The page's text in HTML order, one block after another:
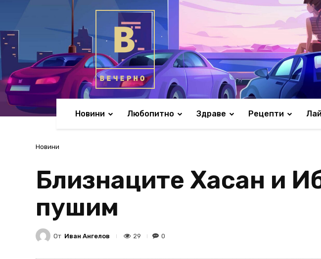
Новини Любопитно Здраве Рецепти
Новини
Близнаците Хасан и
пушим
От Иван Ангелов 29 0